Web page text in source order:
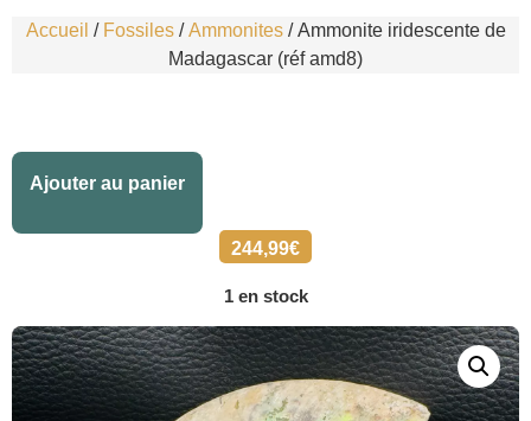
Accueil / Fossiles/Ammonites/ Ammonite iridescente de
Madagascar (réf amd8)
244,99€
1 en stock
Ajouter au panier